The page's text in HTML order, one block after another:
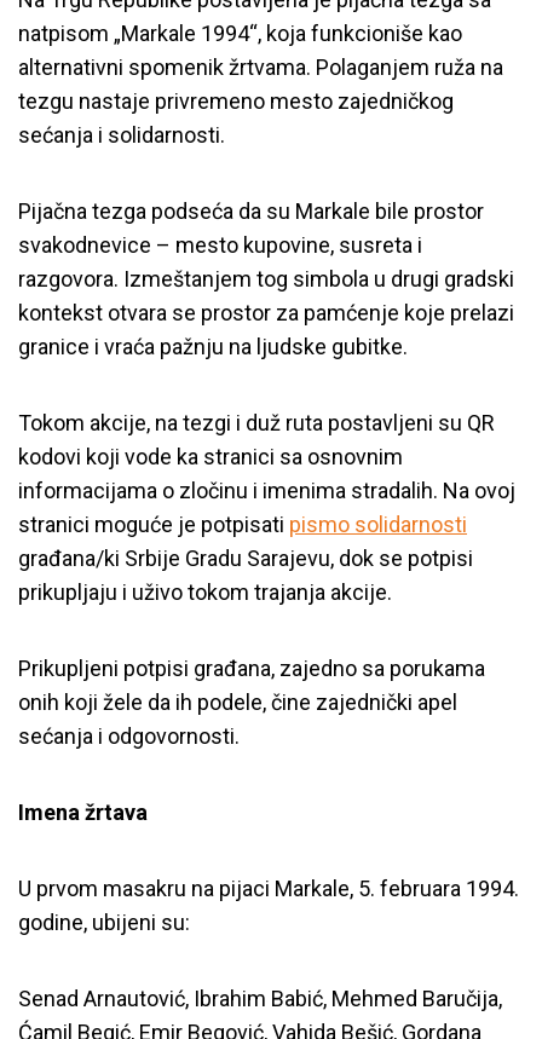
natpisom „Markale 1994“, koja funkcioniše kao
alternativni spomenik žrtvama. Polaganjem ruža na
tezgu nastaje privremeno mesto zajedničkog
sećanja i solidarnosti.
Pijačna tezga podseća da su Markale bile prostor
svakodnevice – mesto kupovine, susreta i
razgovora. Izmeštanjem tog simbola u drugi gradski
kontekst otvara se prostor za pamćenje koje prelazi
granice i vraća pažnju na ljudske gubitke.
Tokom akcije, na tezgi i duž ruta postavljeni su QR
kodovi koji vode ka stranici sa osnovnim
informacijama o zločinu i imenima stradalih. Na ovoj
stranici moguće je potpisati pismo solidarnosti
građana/ki Srbije Gradu Sarajevu, dok se potpisi
prikupljaju i uživo tokom trajanja akcije.
Prikupljeni potpisi građana, zajedno sa porukama
onih koji žele da ih podele, čine zajednički apel
sećanja i odgovornosti.
Imena žrtava
U prvom masakru na pijaci Markale, 5. februara 1994.
godine, ubijeni su:
Senad Arnautović, Ibrahim Babić, Mehmed Baručija,
Ćamil Begić, Emir Begović, Vahida Bešić, Gordana